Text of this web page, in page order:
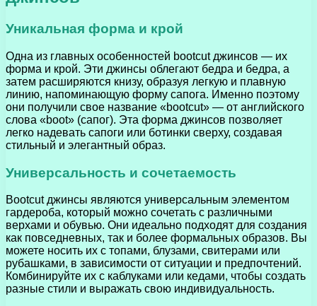
Уникальная форма и крой
Одна из главных особенностей bootcut джинсов — их
форма и крой. Эти джинсы облегают бедра и бедра, а
затем расширяются книзу, образуя легкую и плавную
линию, напоминающую форму сапога. Именно поэтому
они получили свое название «bootcut» — от английского
слова «boot» (сапог). Эта форма джинсов позволяет
легко надевать сапоги или ботинки сверху, создавая
стильный и элегантный образ.
Универсальность и сочетаемость
Bootcut джинсы являются универсальным элементом
гардероба, который можно сочетать с различными
верхами и обувью. Они идеально подходят для создания
как повседневных, так и более формальных образов. Вы
можете носить их с топами, блузами, свитерами или
рубашками, в зависимости от ситуации и предпочтений.
Комбинируйте их с каблуками или кедами, чтобы создать
разные стили и выражать свою индивидуальность.